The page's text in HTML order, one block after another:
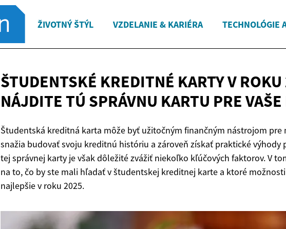
ŽIVOTNÝ ŠTÝL VZDELANIE & KARIÉRA TECHNOLÓGIE
ŠTUDENTSKÉ KREDITNÉ KARTY V
NÁJDITE TÚ SPRÁVNU KARTU PRE
Študentská kreditná karta môže byť užitočným finančným nástrojom pre
snažia budovať svoju kreditnú históriu a zároveň získať praktické výhody
tej správnej karty je však dôležité zvážiť niekoľko kľúčových faktorov. V
na to, čo by ste mali hľadať v študentskej kreditnej karte a ktoré
najlepšie v roku 2025.